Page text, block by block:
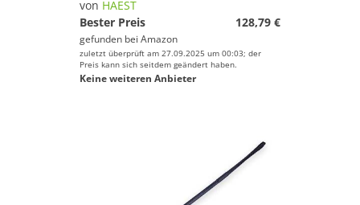
von HAEST
Bester Preis
128,79 €
gefunden bei Amazon
zuletzt überprüft am 27.09.2025 um 00:03; der
Preis kann sich seitdem geändert haben.
Keine weiteren Anbieter